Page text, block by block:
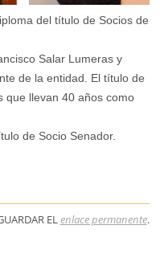
del título de Socios de
Salar Lumeras y
de la entidad. El título de
que llevan 40 años como
de Socio Senador.
ELenlace permanente.